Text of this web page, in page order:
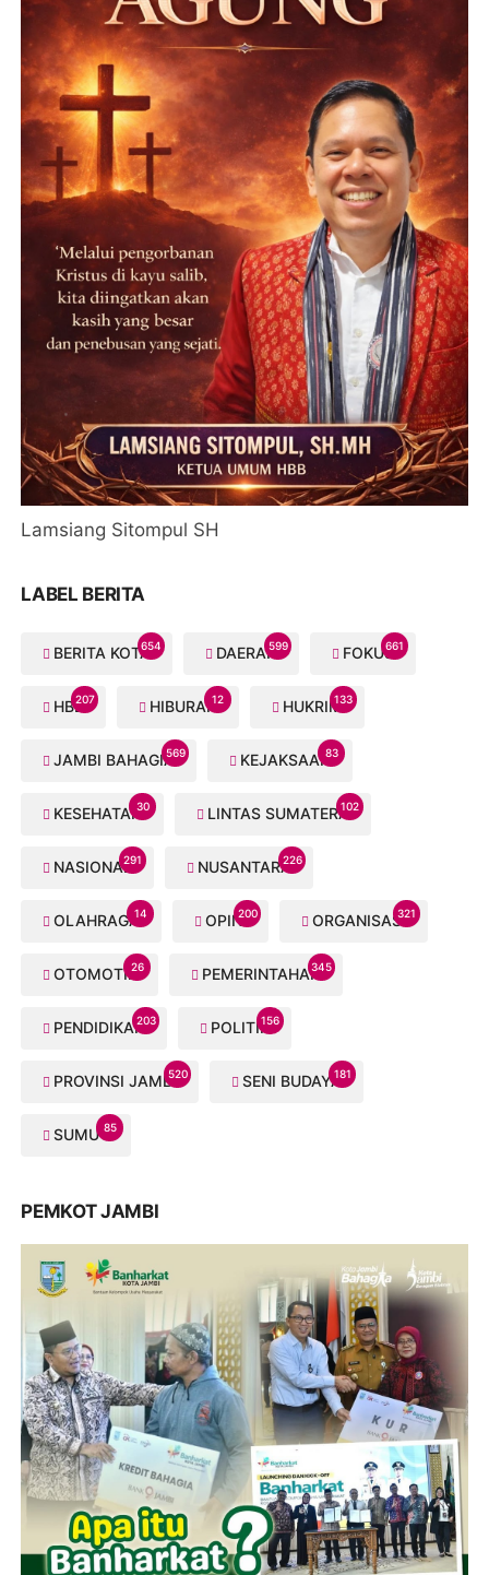
Lamsiang Sitompul SH
LABEL BERITA
BERITA KOTA654 DAERAH599 FOKUS661
HBB207 HIBURAN12 HUKRIM133
JAMBI BAHAGIA569 KEJAKSAAN83
KESEHATAN30 LINTAS SUMATERA102
NASIONAL291 NUSANTARA226
OLAHRAGA14 OPINI200 ORGANISASI321
OTOMOTIF26 PEMERINTAHAN345
PENDIDIKAN203 POLITIK156
PROVINSI JAMBI520 SENI BUDAYA181
SUMUT85
PEMKOT JAMBI